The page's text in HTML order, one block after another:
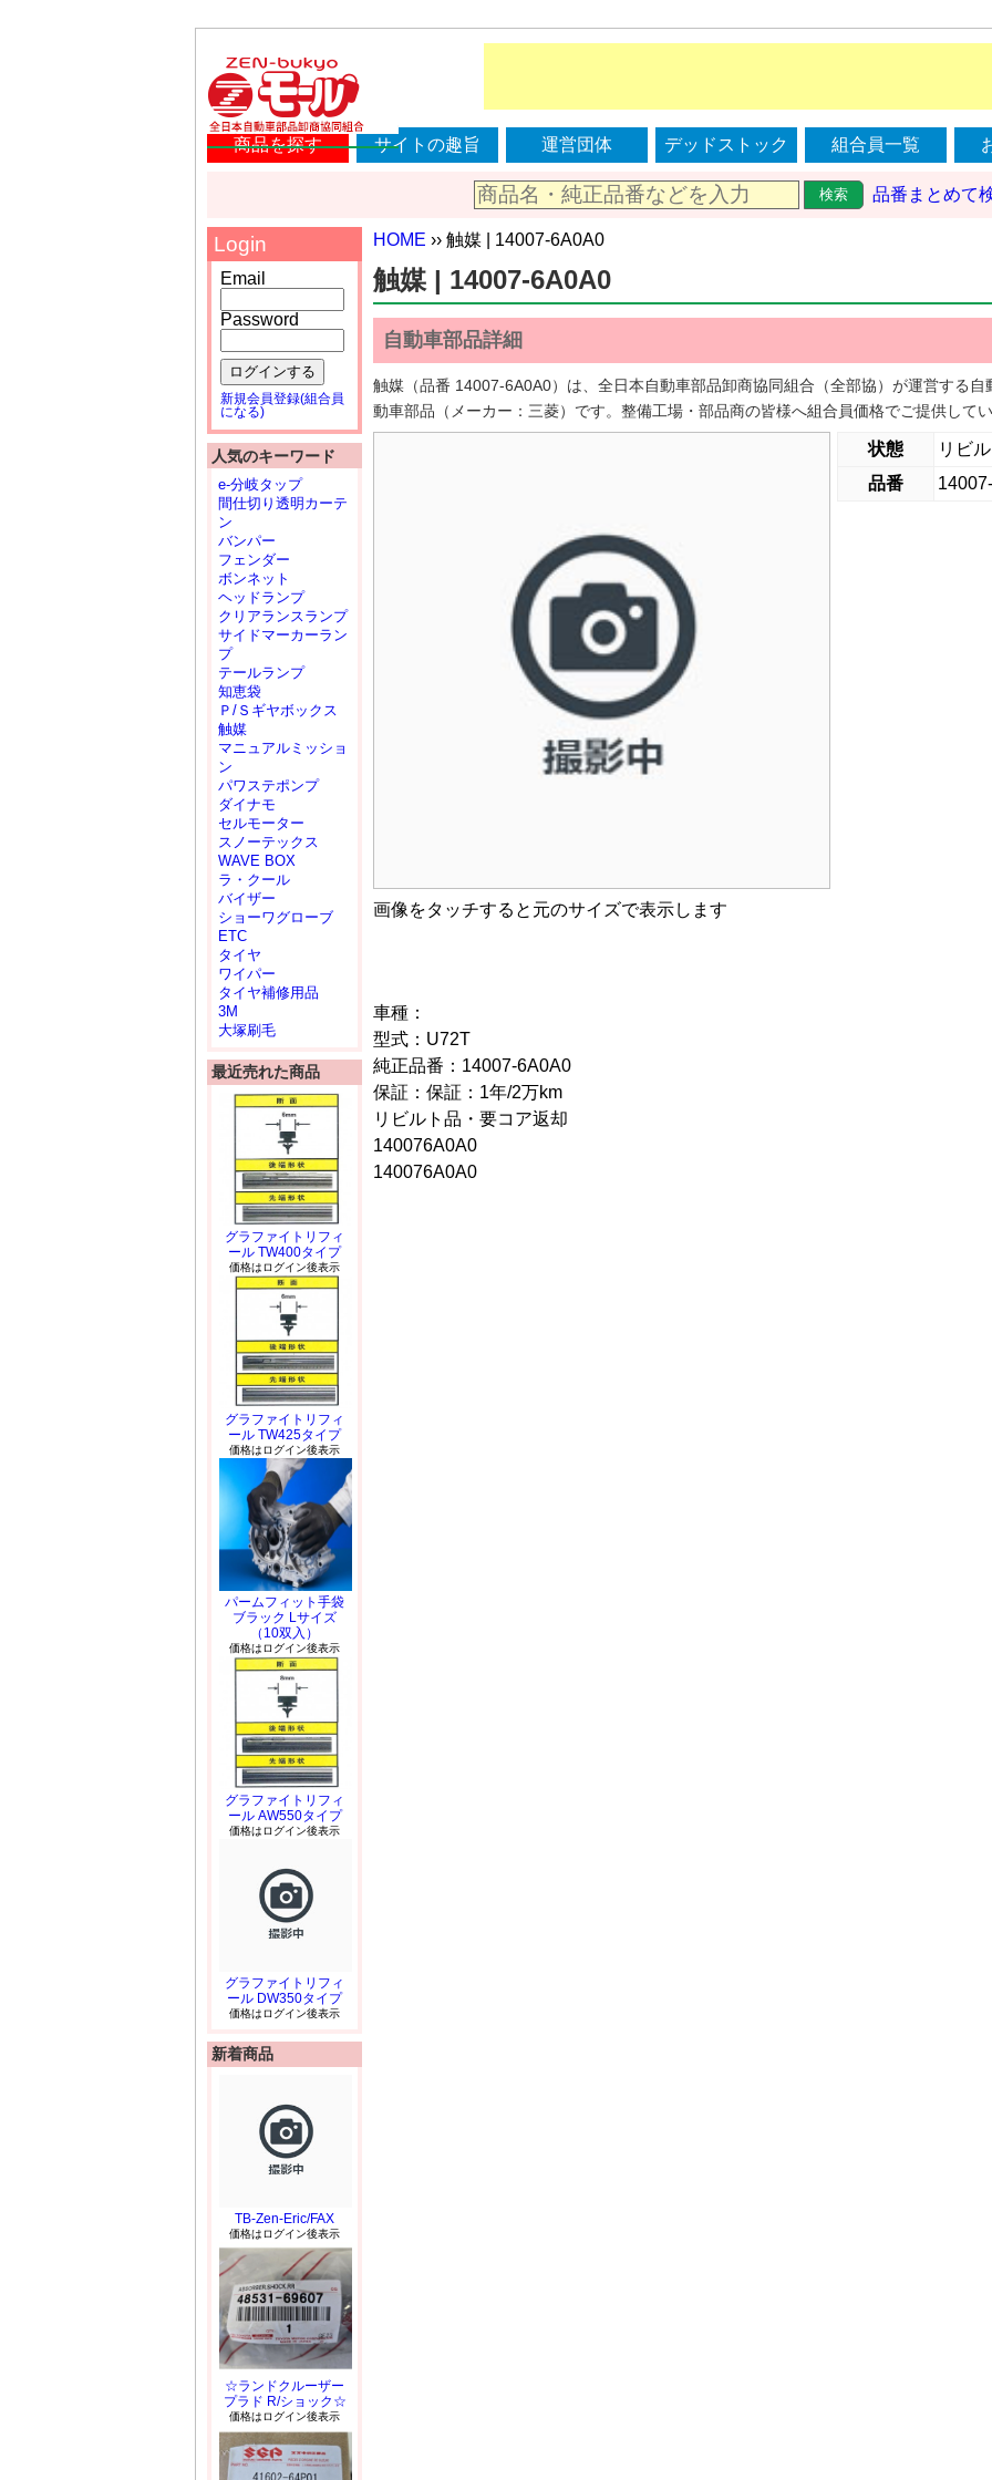
商品を探す サイトの趣旨 運営団体 デッドストック 組合員一覧
検索 品番まとめて
HOME ›› 触媒 | 14007-6A0A0
触媒 | 14007-6A0A0
自動車部品詳細
触媒（品番 14007-6A0A0）は、全日本自動車部品卸商協同組合（全部協）が運営する
動車部品（メーカー：三菱）です。整備工場・部品商の皆様へ組合員価格でご提供して
画像をタッチすると元のサイズで表示します
状態
リビ
品番
車種：
型式：U72T
純正品番：14007-6A0A0
保証：保証：1年/2万km
リビルト品・要コア返却
140076A0A0
140076A0A0
Login
Email
Password
ログインする
新規会員登録(組合員
になる)
人気のキーワード
e-分岐タップ
間仕切り透明カーテ
ン
バンパー
フェンダー
ボンネット
ヘッドランプ
クリアランスランプ
サイドマーカーラン
プ
テールランプ
知恵袋
Ｐ/Ｓギヤボックス
触媒
マニュアルミッショ
ン
パワステポンプ
ダイナモ
セルモーター
スノーテックス
WAVE BOX
ラ・クール
バイザー
ショーワグローブ
ETC
タイヤ
ワイパー
タイヤ補修用品
3M
大塚刷毛
最近売れた商品
グラファイトリフィ
ール TW400タイプ
価格はログイン後表示
グラファイトリフィ
ール TW425タイプ
価格はログイン後表示
パームフィット手袋
ブラック Lサイズ
（10双入）
価格はログイン後表示
グラファイトリフィ
ール AW550タイプ
価格はログイン後表示
グラファイトリフィ
ール DW350タイプ
価格はログイン後表示
新着商品
TB-Zen-Eric/FAX
価格はログイン後表示
☆ランドクルーザー
プラド R/ショック☆
価格はログイン後表示